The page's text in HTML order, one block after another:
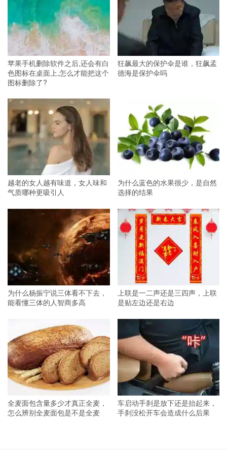
苹果手机删除软件之后,还会有白
色图标在桌面上,怎么才能把这个
图标删除了?
狂飙最大的保护伞是谁，狂飙孟
德海是保护伞吗
越老的女人越有味道，女人味和
气质哪种更吸引人
为什么蓝色的水果很少，是自然
选择的结果
为什么杨振宁说三体看不下去，
能看懂三体的人智商多高
上联是一二声还是三四声，上联
是贴左边还是右边
全麦面包含量多少才真正全麦，
怎么辨别全麦面包是不是全麦
车启动手刹是放下还是抬起来，
手刹没松开车会造成什么后果